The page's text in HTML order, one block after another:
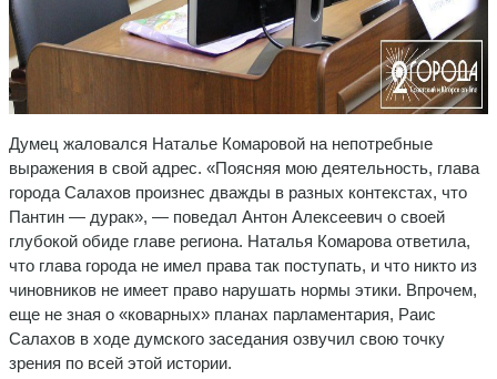
Думец жаловался Наталье Комаровой на непотребные
выражения в свой адрес. «Поясняя мою деятельность, глава
города Салахов произнес дважды в разных контекстах, что
Пантин — дурак», — поведал Антон Алексеевич о своей
глубокой обиде главе региона. Наталья Комарова ответила,
что глава города не имел права так поступать, и что никто из
чиновников не имеет право нарушать нормы этики. Впрочем,
еще не зная о «коварных» планах парламентария, Раис
Салахов в ходе думского заседания озвучил свою точку
зрения по всей этой истории.